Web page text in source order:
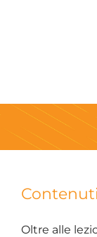
Contenuti
Oltre alle